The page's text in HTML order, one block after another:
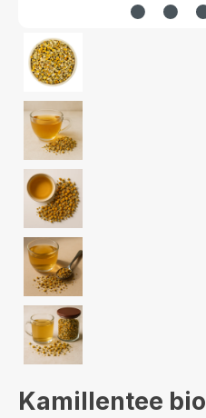
Kamillentee bio